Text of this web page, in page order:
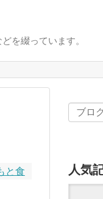
を綴っています。
と食 人気